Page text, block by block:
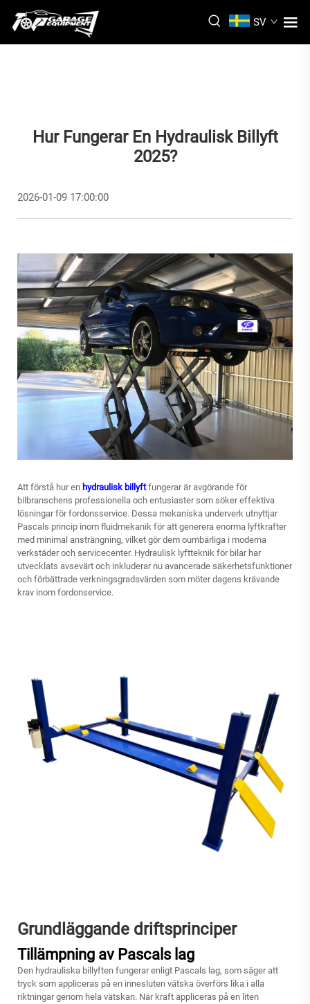
SV
Hur Fungerar En Hydraulisk Billyft
2025?
2026-01-09 17:00:00
Att förstå hur en hydraulisk billyftfungerar är avgörande för
bilbranschens professionella och entusiaster som söker effektiva
lösningar för fordonsservice. Dessa mekaniska underverk utnyttjar
Pascals princip inom fluidmekanik för att generera enorma lyftkrafter
med minimal ansträngning, vilket gör dem oumbärliga i moderna
verkstäder och servicecenter. Hydraulisk lyftteknik för bilar har
utvecklats avsevärt och inkluderar nu avancerade säkerhetsfunktioner
och förbättrade verkningsgradsvärden som möter dagens krävande
krav inom fordonservice.
Grundläggande driftsprinciper
Tillämpning av Pascals lag
Den hydrauliska billyften fungerar enligt Pascals lag, som säger att
tryck som appliceras på en innesluten vätska överförs lika i alla
riktningar genom hela vätskan. När kraft appliceras på en liten